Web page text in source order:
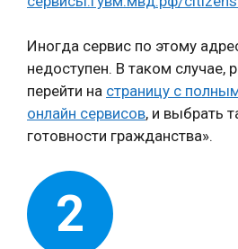
Иногда сервис по этому
недоступен. В таком случае,
перейти на страницу с
онлайн сервисов, и выбрать
готовности гражданства».
2